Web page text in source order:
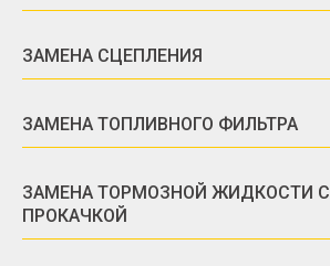
ЗАМЕНА СЦЕПЛЕНИЯ
ЗАМЕНА ТОПЛИВНОГО ФИЛЬТРА
ЗАМЕНА ТОРМОЗНОЙ ЖИДКОСТИ С
ПРОКАЧКОЙ